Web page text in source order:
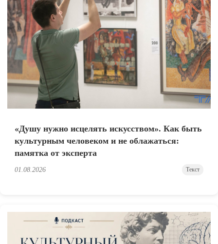
«Душу нужно исцелять искусством». Как быть
культурным человеком и не облажаться:
памятка от эксперта
01.08.2026 Текст